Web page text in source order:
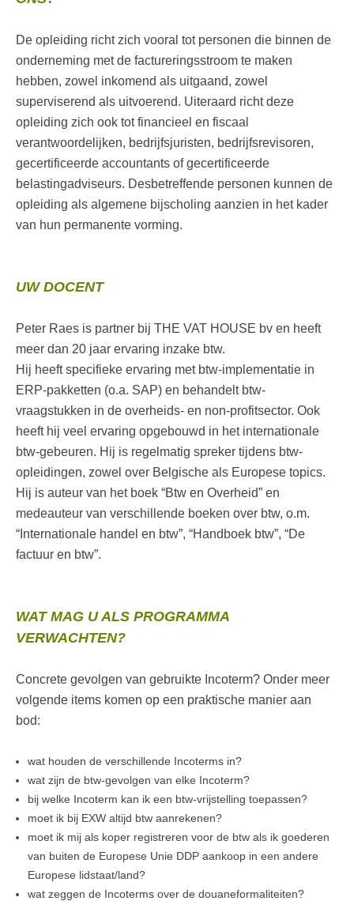
De opleiding richt zich vooral tot personen die binnen de
onderneming met de factureringsstroom te maken
hebben, zowel inkomend als uitgaand, zowel
superviserend als uitvoerend. Uiteraard richt deze
opleiding zich ook tot financieel en fiscaal
verantwoordelijken, bedrijfsjuristen, bedrijfsrevisoren,
gecertificeerde accountants of gecertificeerde
belastingadviseurs. Desbetreffende personen kunnen de
opleiding als algemene bijscholing aanzien in het kader
van hun permanente vorming.
UW DOCENT
Peter Raes is partner bij THE VAT HOUSE bv en heeft
meer dan 20 jaar ervaring inzake btw.
Hij heeft specifieke ervaring met btw-implementatie in
ERP-pakketten (o.a. SAP) en behandelt btw-
vraagstukken in de overheids- en non-profitsector. Ook
heeft hij veel ervaring opgebouwd in het internationale
btw-gebeuren. Hij is regelmatig spreker tijdens btw-
opleidingen, zowel over Belgische als Europese topics.
Hij is auteur van het boek “Btw en Overheid” en
medeauteur van verschillende boeken over btw, o.m.
“Internationale handel en btw”, “Handboek btw”, “De
factuur en btw”.
WAT MAG U ALS PROGRAMMA
VERWACHTEN?
Concrete gevolgen van gebruikte Incoterm? Onder meer
volgende items komen op een praktische manier aan
bod:
wat houden de verschillende Incoterms in?
wat zijn de btw-gevolgen van elke Incoterm?
bij welke Incoterm kan ik een btw-vrijstelling toepassen?
moet ik bij EXW altijd btw aanrekenen?
moet ik mij als koper registreren voor de btw als ik goederen
van buiten de Europese Unie DDP aankoop in een andere
Europese lidstaat/land?
wat zeggen de Incoterms over de douaneformaliteiten?